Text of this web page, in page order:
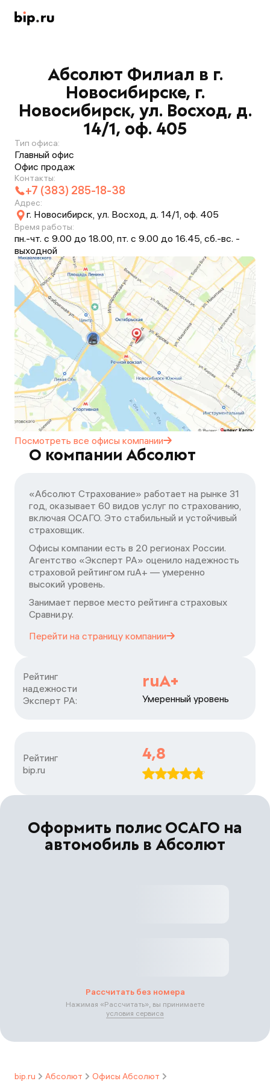
Абсолют Филиал в г.
Новосибирске, г.
Новосибирск, ул. Восход, д.
14/1, оф. 405
Тип офиса:
Главный офис
Офис продаж
Контакты:
+7 (383) 285-18-38
Адрес:
г. Новосибирск, ул. Восход, д. 14/1, оф. 405
Время работы:
пн.-чт. с 9.00 до 18.00, пт. с 9.00 до 16.45, сб.-вс. -
выходной
Посмотреть все офисы компании
О компании Абсолют
«Абсолют Страхование» работает на рынке 31
год, оказывает 60 видов услуг по страхованию,
включая ОСАГО. Это стабильный и устойчивый
страховщик.
Офисы компании есть в 20 регионах России.
Агентство «Эксперт РА» оценило надежность
страховой рейтингом ruA+ — умеренно
высокий уровень.
Занимает первое место рейтинга страховых
Сравни.ру.
Перейти на страницу компании
Рейтинг
надежности
Эксперт РА:
ruA+
Умеренный уровень
Рейтинг
bip.ru
4,8
Оформить полис ОСАГО на
автомобиль в Абсолют
Рассчитать без номера
Нажимая «Рассчитать», вы принимаете
условия сервиса
bip.ru Абсолют Офисы Абсолют